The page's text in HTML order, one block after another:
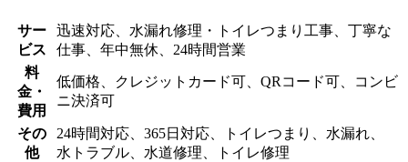
サー
ビス
迅速対応、水漏れ修理・トイレつまり工事、丁寧な
仕事、年中無休、24時間営業
料
金・
費用
低価格、クレジットカード可、QRコード可、コンビ
ニ決済可
その
他
24時間対応、365日対応、トイレつまり、水漏れ、
水トラブル、水道修理、トイレ修理